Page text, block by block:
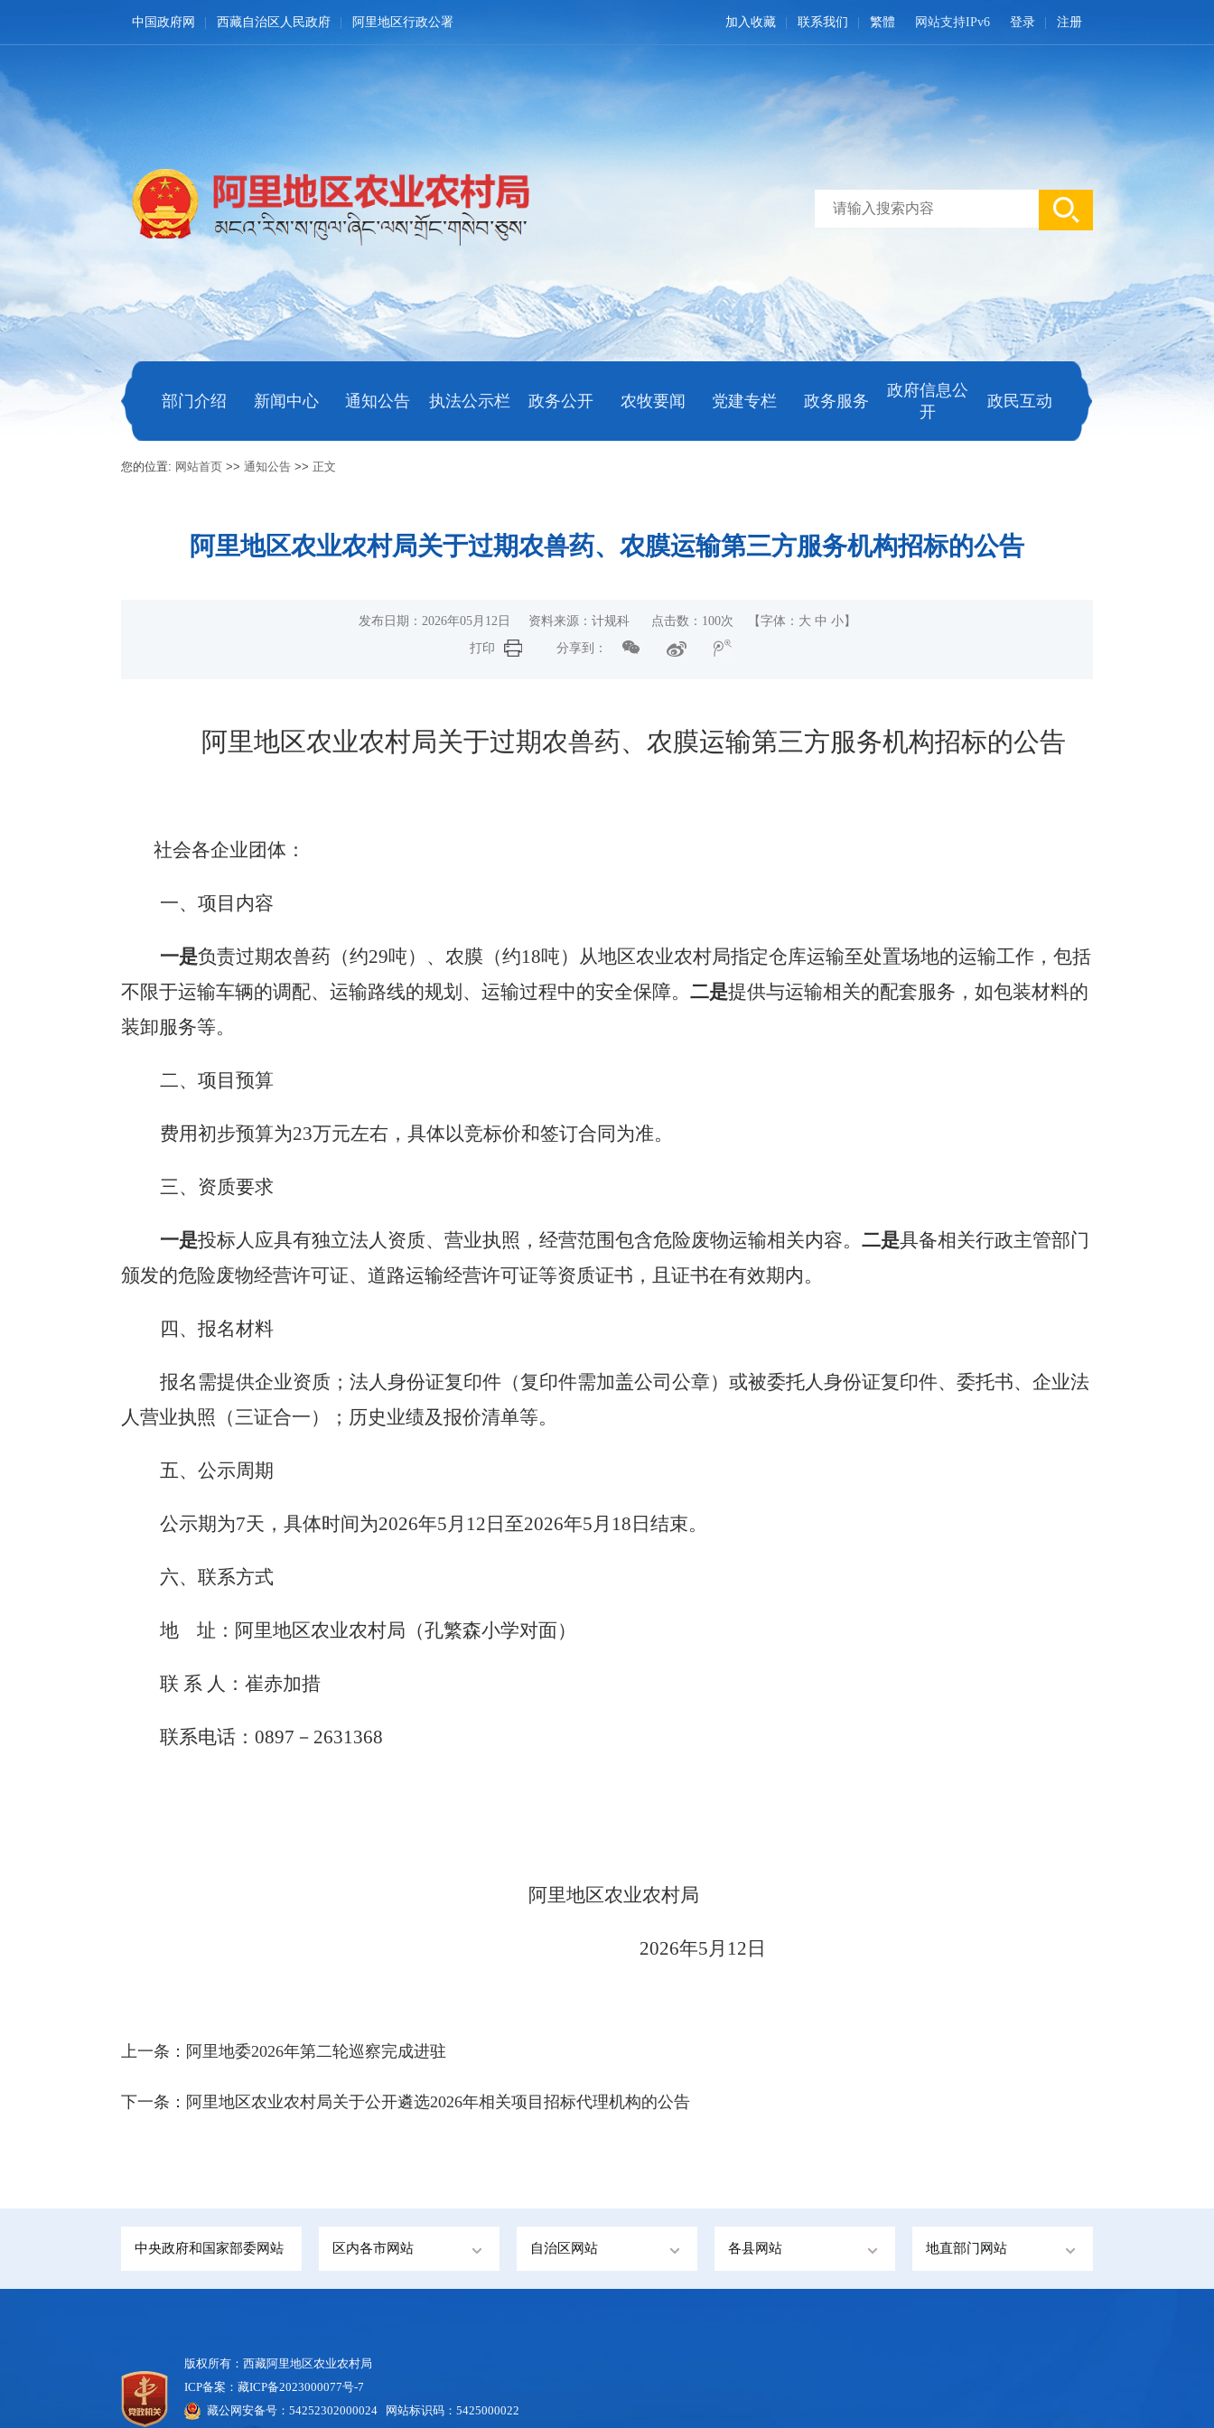
中国政府网 西藏自治区人民政府 阿里地区行政公署 登录 注册
网站支持IPv6
加入收藏 联系我们 繁體
部门介绍 新闻中心 通知公告 执法公示栏 政务公开 农牧要闻 党建专栏 政务服务
政府信息公
开
政民互动
您的位置: 网站首页 >>通知公告 >>正文
阿里地区农业农村局关于过期农兽药、农膜运输第三方服务机构招标的公告
发布日期：2026年05月12日 资料来源：计规科 点击数： 100次 【字体： 大 中 小】
打印
分享到：
阿里地区农业农村局关于过期农兽药、农膜运输第三方服务机构招标的公告
社会各企业团体：
一、项目内容
一是负责过期农兽药 （约29吨）、农膜（约18吨） 从地区农业农村局指定仓库运输至处置场地的运输工作，包括
不限于运输车辆的调配、运输路线的规划、运输过程中的安全保障。二是提供与运输相关的配套服务，如包装材料的
装卸服务等。
二、项目预算
费用初步预算为23万元左右，具体以竞标价和签订合同为准。
三、资质要求
一是投标人应具有独立法人资质、营业执照 ，经营范围包含危险废物运输相关内容。二是具备相关行政主管部门
颁发的危险废物经营许可证、道路运输经营许可证等资质证书，且证书在有效期内。
四、报名材料
报名需提供企业资质；法人身份证复印件（复印件需加盖公司公章）或被委托人身份证复印件、委托书、企业法
人营业执照（三证合一）
；历史业绩及报价清单等。
五、公示周期
公示期为7天，具体时间为2026年5月 12 日至2026年5月 18 日结束。
六、联系方式
地 址：阿里地区农业农村局（孔繁森小学对面）
联 系 人：崔赤加措
联系电话：0897 － 2631368
阿里地区农业农村局
2026年5月 12 日
上一条： 阿里地委2026年第二轮巡察完成进驻
下一条： 阿里地区农业农村局关于公开遴选2026年相关项目招标代理机构的公告
中央政府和国家部委网站 区内各市网站 自治区网站 各县网站 地直部门网站
版权所有：西藏阿里地区农业农村局
ICP备案：藏ICP备2023000077号-7
藏公网安备号：54252302000024
网站标识码：5425000022